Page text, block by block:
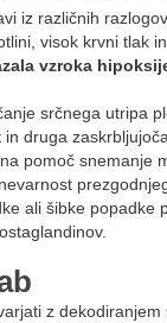
iz različnih
visok krvni tlak
vzroka
srčnega utripa
druga
pomoč snemanje
ali šibke popadke
z dekodiranjem